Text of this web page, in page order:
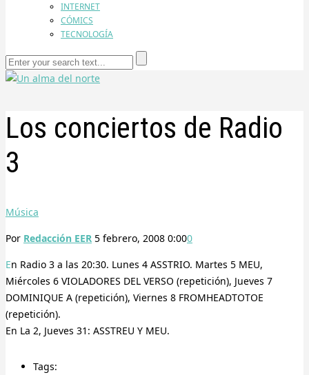
INTERNET
CÓMICS
TECNOLOGÍA
Los conciertos de Radio
3
Música
Por Redacción EER 5 febrero, 2008 0:000
En Radio 3 a las 20:30. Lunes 4 ASSTRIO. Martes 5 MEU,
Miércoles 6 VIOLADORES DEL VERSO (repetición), Jueves 7
DOMINIQUE A (repetición), Viernes 8 FROMHEADTOTOE
(repetición).
En La 2, Jueves 31: ASSTREU Y MEU.
Tags: